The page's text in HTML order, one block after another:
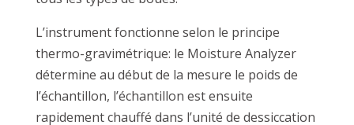
L’instrument fonctionne selon le principe
thermo-gravimétrique: le Moisture Analyzer
détermine au début de la mesure le poids de
l’échantillon, l’échantillon est ensuite
rapidement chauffé dans l’unité de dessiccation